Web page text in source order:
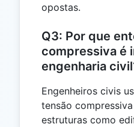
opostas.
Q3: Por que
compressiva é
engenharia
Engenheiros civis
tensão
estruturas como